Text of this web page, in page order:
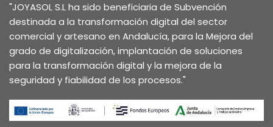
"JOYASOL S.L ha sido beneficiaria de Subvención
destinada a la transformación digital del sector
comercial y artesano en Andalucía, para la Mejora del
grado de digitalización, implantación de soluciones
para la transformación digital y la mejora de la
seguridad y fiabilidad de los procesos."